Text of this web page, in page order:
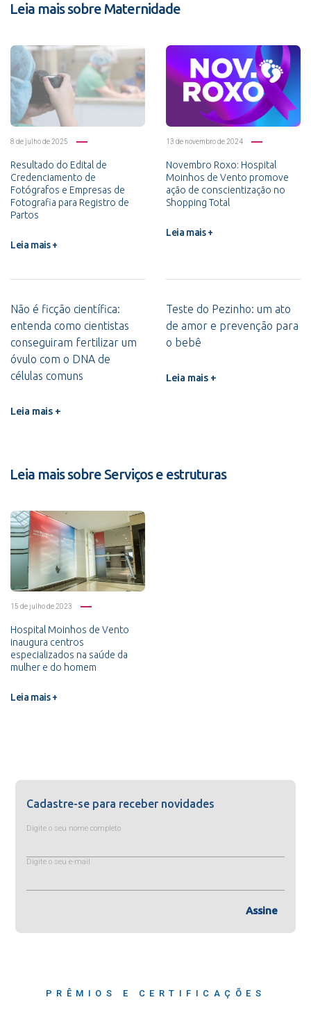
Leia mais sobre Maternidade
8 de julho de 2025
Resultado do Edital de
Credenciamento de
Fotógrafos e Empresas de
Fotografia para Registro de
Partos
Leia mais +
13 de novembro de 2024
Novembro Roxo: Hospital
Moinhos de Vento promove
ação de conscientização no
Shopping Total
Leia mais +
Não é ficção científica:
entenda como cientistas
conseguiram fertilizar um
óvulo com o DNA de
células comuns
Leia mais +
Teste do Pezinho: um ato
de amor e prevenção para
o bebê
Leia mais +
Leia mais sobre Serviços e estruturas
15 de julho de 2023
Hospital Moinhos de Vento
inaugura centros
especializados na saúde da
mulher e do homem
Leia mais +
Cadastre-se para receber novidades
Digite o seu nome completo
Digite o seu e-mail
Assine
PRÊMIOS E CERTIFICAÇÕES